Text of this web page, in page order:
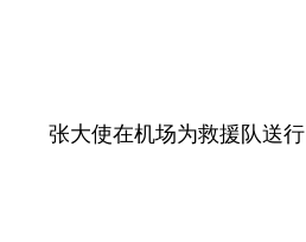
张大使在机场为救援队送行